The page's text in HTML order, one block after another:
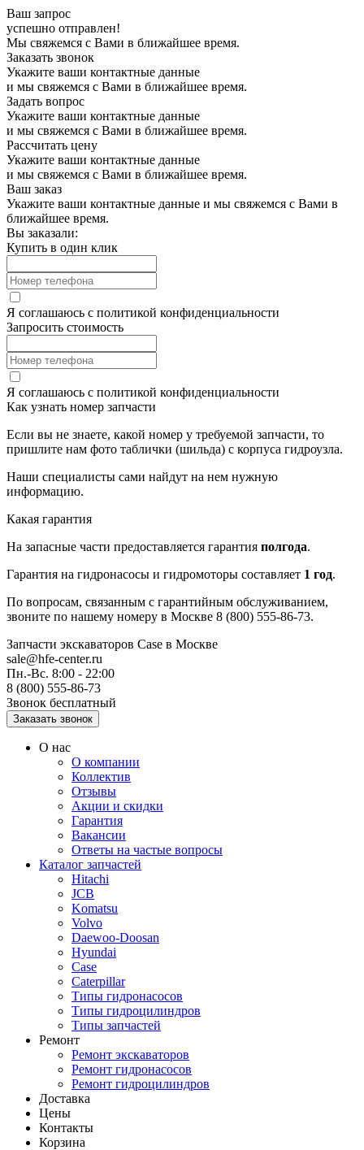
Ваш запрос
успешно отправлен!
Мы свяжемся с Вами в ближайшее время.
Заказать звонок
Укажите ваши контактные данные
и мы свяжемся с Вами в ближайшее время.
Задать вопрос
Укажите ваши контактные данные
и мы свяжемся с Вами в ближайшее время.
Рассчитать цену
Укажите ваши контактные данные
и мы свяжемся с Вами в ближайшее время.
Ваш заказ
Укажите ваши контактные данные и мы свяжемся с Вами в
ближайшее время.
Вы заказали:
Купить в один клик
Я соглашаюсь с политикой конфиденциальности
Запросить стоимость
Я соглашаюсь с политикой конфиденциальности
Как узнать номер запчасти
Если вы не знаете, какой номер у требуемой запчасти, то
пришлите нам фото таблички (шильда) с корпуса гидроузла.
Наши специалисты сами найдут на нем нужную
информацию.
Какая гарантия
На запасные части предоставляется гарантия полгода.
Гарантия на гидронасосы и гидромоторы составляет 1 год.
По вопросам, связанным с гарантийным обслуживанием,
звоните по нашему номеру в Москве 8 (800) 555-86-73.
Запчасти экскаваторов Case в Москве
sale@hfe-center.ru
Пн.-Вс. 8:00 - 22:00
8 (800) 555-86-73
Звонок бесплатный
О нас
О компании
Коллектив
Отзывы
Акции и скидки
Гарантия
Вакансии
Ответы на частые вопросы
Каталог запчастей
Hitachi
JCB
Komatsu
Volvo
Daewoo-Doosan
Hyundai
Case
Caterpillar
Типы гидронасосов
Типы гидроцилиндров
Типы запчастей
Ремонт
Ремонт экскаваторов
Ремонт гидронасосов
Ремонт гидроцилиндров
Доставка
Цены
Контакты
Корзина